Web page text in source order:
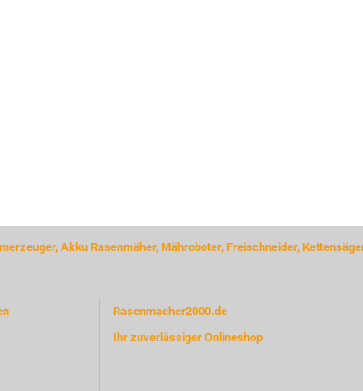
Akku Rasenmäher, Mähroboter, Freischneider,
Rasenmaeher2000.de
Ihr zuverlässiger Onlineshop